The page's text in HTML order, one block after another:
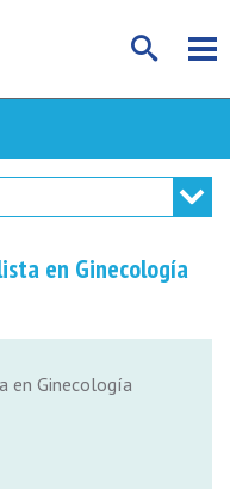
en Ginecología
en Ginecología